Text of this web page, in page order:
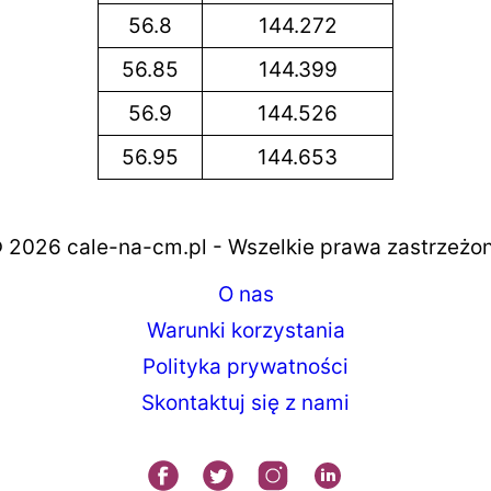
56.8
144.272
56.85
144.399
56.9
144.526
56.95
144.653
cale-na-cm.pl - Wszelkie prawa
O nas
Warunki korzystania
Polityka prywatności
Skontaktuj się z nami